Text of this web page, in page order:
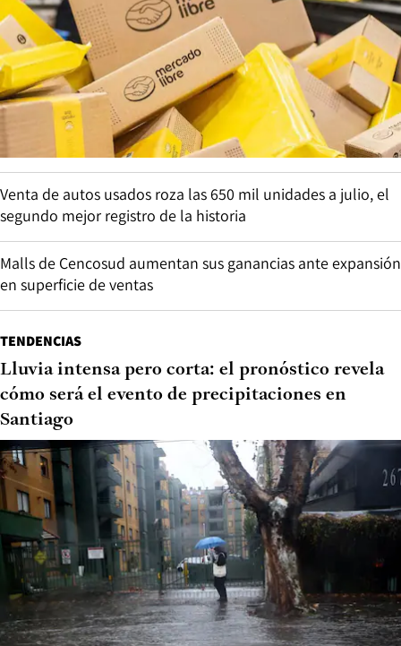
Venta de autos usados roza las 650 mil unidades a julio, el
segundo mejor registro de la historia
Malls de Cencosud aumentan sus ganancias ante expansión
en superficie de ventas
TENDENCIAS
Lluvia intensa pero corta: el pronóstico revela
cómo será el evento de precipitaciones en
Santiago